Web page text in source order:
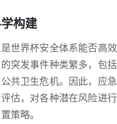
构建
世界杯安全体系能否高效
突发事件种类繁多，包
共卫生危机。因此，应
估，对各种潜在风险进行
策略。